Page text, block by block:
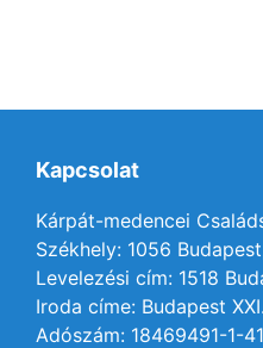
Kapcsolat
Kárpát-medencei
Székhely: 1056
Levelezési cím: 1518
Iroda címe: Budapest
Adószám: 18469491-1-41